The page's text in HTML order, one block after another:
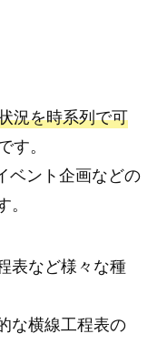
況を時系列で可
す。
ベント企画などの
。
表など様々な種
な横線工程表の